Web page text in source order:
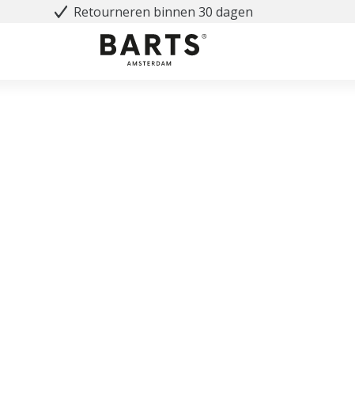
Retourneren binnen 30 dagen